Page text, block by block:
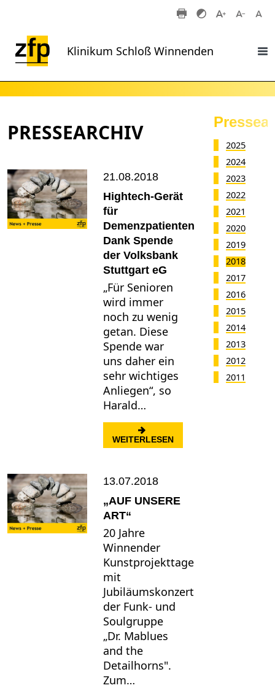
Klinikum Schloß Winnenden
PRESSEARCHIV
21.08.2018
Hightech-Gerät
für
Demenzpatienten
Dank Spende
der Volksbank
Stuttgart eG
„Für Senioren
wird immer
noch zu wenig
getan. Diese
Spende war
uns daher ein
sehr wichtiges
Anliegen“, so
Harald…
WEITERLESEN: HIGHTECH-GERÄT
13.07.2018
„AUF UNSERE
ART“
20 Jahre
Winnender
Kunstprojekttage
mit
Jubiläumskonzert
der Funk- und
Soulgruppe
„Dr. Mablues
and the
Detailhorns".
Zum…
2025
2024
2023
2022
2021
2020
2019
2018
2017
2016
2015
2014
2013
2012
2011